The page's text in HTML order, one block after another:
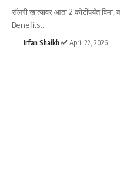
सॅलरी खात्यावर आता 2 कोटींपर्यंत
Benefits…
Irfan Shaikh ✅ April 22, 2026